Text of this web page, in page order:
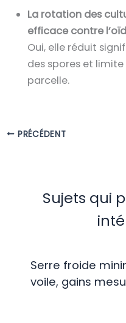
La rotation des
efficace contre
Oui, elle réduit
des spores et
parcelle.
PRÉCÉDENT
Sujets qui
Serre froide
voile, gains